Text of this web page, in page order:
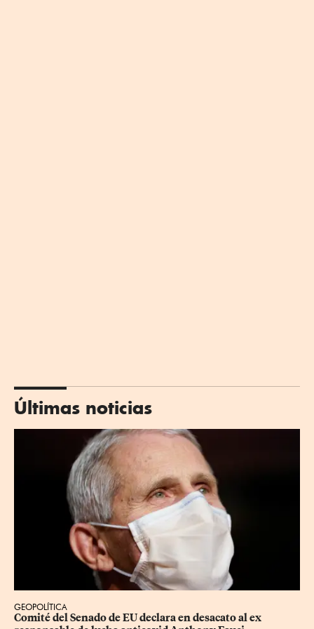
Últimas noticias
GEOPOLÍTICA
Comité del Senado de EU declara en desacato al ex